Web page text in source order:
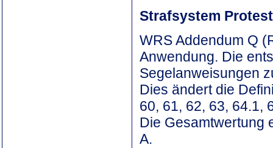
Strafsystem
WRS Addendum Q
Anwendung. Die
Segelanweisungen
Dies ändert die
60, 61, 62, 63, 64.1,
Die Gesamtwertung
A.